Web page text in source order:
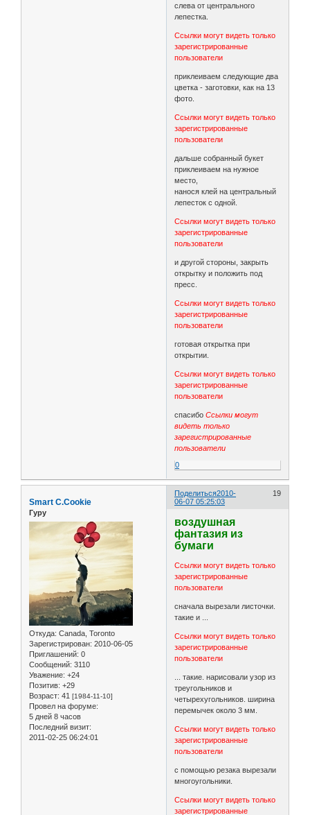
слева от центрального
лепестка.
Ссылки могут видеть только
зарегистрированные
пользователи
приклеиваем следующие два
цветка - заготовки, как на 13
фото.
Ссылки могут видеть только
зарегистрированные
пользователи
дальше собранный букет
приклеиваем на нужное
место,
нанося клей на центральный
лепесток с одной.
Ссылки могут видеть только
зарегистрированные
пользователи
и другой стороны, закрыть
открытку и положить под
пресс.
Ссылки могут видеть только
зарегистрированные
пользователи
готовая открытка при
открытии.
Ссылки могут видеть только
зарегистрированные
пользователи
спасибоСсылки могут
видеть только
зарегистрированные
пользователи
0
Поделиться 19
2010-
06-07 05:25:03
Smart C.Cookie
Гуру
Откуда: Canada, Toronto
Зарегистрирован: 2010-06-05
Приглашений: 0
Сообщений: 3110
Уважение: +24
Позитив: +29
Возраст: 41 [1984-11-10]
Провел на форуме:
5 дней 8 часов
Последний визит:
2011-02-25 06:24:01
воздушная
фантазия из
бумаги
Ссылки могут видеть только
зарегистрированные
пользователи
сначала вырезали листочки.
такие и ...
Ссылки могут видеть только
зарегистрированные
пользователи
... такие. нарисовали узор из
треугольников и
четырехугольников. ширина
перемычек около 3 мм.
Ссылки могут видеть только
зарегистрированные
пользователи
с помощью резака вырезали
многоугольники.
Ссылки могут видеть только
зарегистрированные